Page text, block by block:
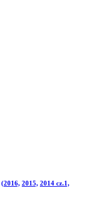
(2016, 2015, 2014 cz.1,